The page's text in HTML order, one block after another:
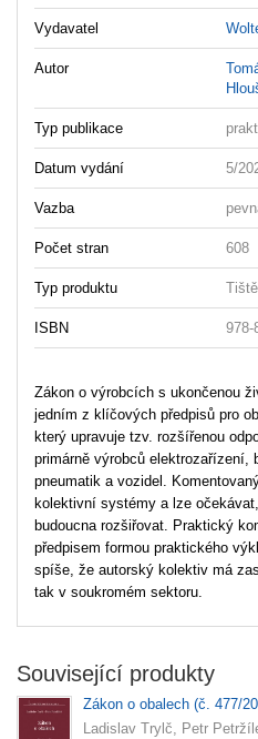
Vydavatel
Autor
Typ publikace
Datum vydání 5/
Vazba
Počet stran 608
Typ produktu
ISBN 978-
Zákon o výrobcích s ukončenou
jedním z klíčových předpisů pro
který upravuje tzv. rozšířenou
primárně výrobců elektrozařízení,
pneumatik a vozidel.
kolektivní systémy a lze
budoucna rozšiřovat. Praktický
předpisem formou praktického
spíše, že autorský kolektiv má
tak v soukromém sektoru.
Související produkty
Zákon o obalech (č. 477/
Ladislav Trylč, Petr